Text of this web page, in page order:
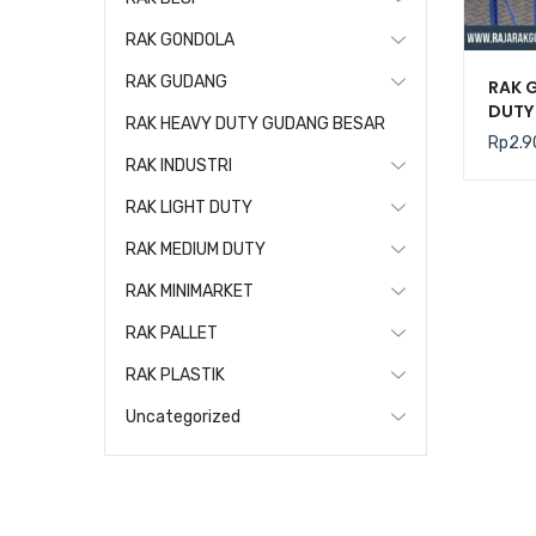
RAK
Level)
Rp
RAK GONDOLA
RAK GUDANG
RAK HEAVY DUTY GUDANG BESAR
RAK INDUSTRI
RAK LIGHT DUTY
RAK MEDIUM DUTY
RAK MINIMARKET
RAK PALLET
RAK PLASTIK
Uncategorized